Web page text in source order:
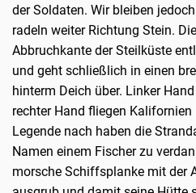
der Soldaten. Wir bleiben
radeln weiter Richtung Stein.
Abbruchkante der Steilküste
und geht schließlich in einen
hinterm Deich über. Linker
rechter Hand fliegen
Legende nach haben die
Namen einem Fischer zu
morsche Schiffsplanke mit der